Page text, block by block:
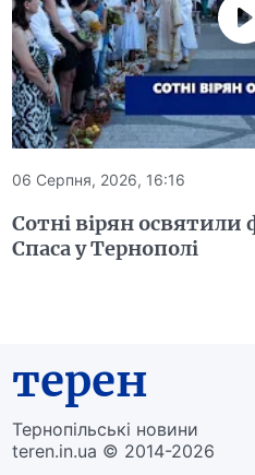
06 Серпня, 2026, 16:16
Сотні вірян освятили
Спаса у Тернополі
терен
Тернопільські новини
teren.in.ua © 2014-2026